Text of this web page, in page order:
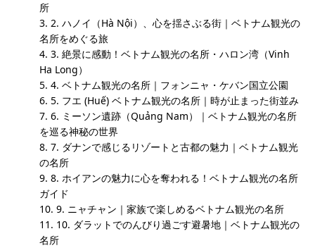
所
2. ハノイ（Hà Nội）、心を揺さぶる街｜ベトナム観光の
名所をめぐる旅
3. 絶景に感動！ベトナム観光の名所・ハロン湾（Vinh
Ha Long）
4. ベトナム観光の名所｜フォンニャ・ケバン国立公園
5. フエ (Huế) ベトナム観光の名所｜時が止まった街並み
6. ミーソン遺跡（Quảng Nam）｜ベトナム観光の名所
を巡る神秘の世界
7. ダナンで感じるリゾートと古都の魅力｜ベトナム観光
の名所
8. ホイアンの魅力に心を奪われる！ベトナム観光の名所
ガイド
9. ニャチャン｜家族で楽しめるベトナム観光の名所
10. ダラットでのんびり過ごす避暑地｜ベトナム観光の
名所